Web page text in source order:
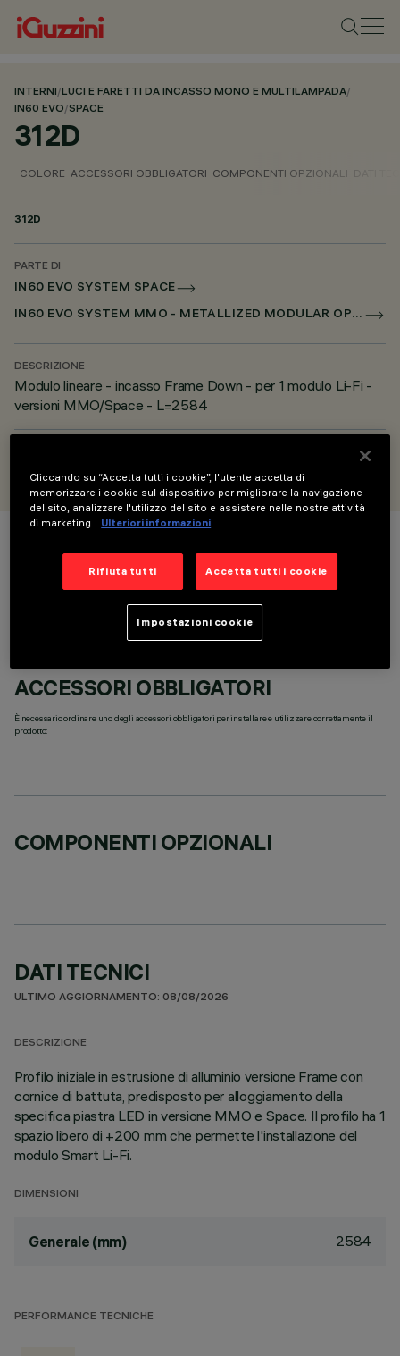
INTERNI/LUCI E FARETTI DA INCASSO MONO E MULTILAMPADA/
IN60 EVO/SPACE
312D
COLORE ACCESSORI OBBLIGATORI COMPONENTI OPZIONALI
312D
PARTE DI
IN60 EVO SYSTEM SPACE
IN60 EVO SYSTEM MMO - METALLIZED MODULAR OPTIC
DESCRIZIONE
Modulo lineare - incasso Frame Down - per 1 modulo Li-Fi -
versioni MMO/Space - L=2584
COLORE
ACCESSORI OBBLIGATORI
È necessario ordinare uno degli accessori obbligatori per installare e utilizzare correttamente il
prodotto:
COMPONENTI OPZIONALI
DATI TECNICI
ULTIMO AGGIORNAMENTO: 08/08/2026
DESCRIZIONE
Profilo iniziale in estrusione di alluminio versione Frame con
cornice di battuta, predisposto per alloggiamento della
specifica piastra LED in versione MMO e Space. Il profilo ha 1
spazio libero di +200 mm che permette l'installazione del
modulo Smart Li-Fi.
DIMENSIONI
Generale (mm) 2584
PERFORMANCE TECNICHE
Cliccando su “Accetta tutti i cookie”, l'utente accetta di
memorizzare i cookie sul dispositivo per migliorare la navigazione
del sito, analizzare l'utilizzo del sito e assistere nelle nostre attività
di marketing.
Ulteriori informazioni
Rifiuta tutti Accetta tutti i cookie
Impostazioni cookie